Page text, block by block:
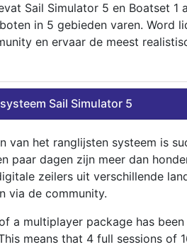
Sail Simulator 5 en Boatset 1
in 5 gebieden varen. Word
en ervaar de meest
Sail Simulator 5
van het ranglijsten systeem is
paar dagen zijn meer dan
zeilers uit verschillende
via de community.
a multiplayer package has
means that 4 full sessions of